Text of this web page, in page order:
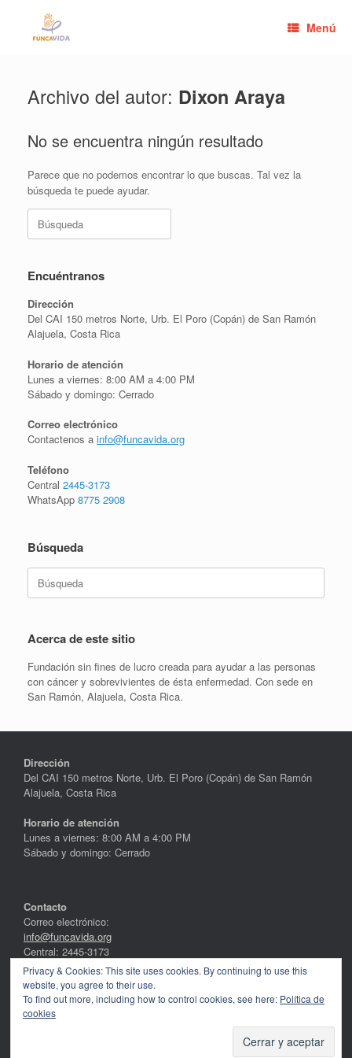
contenido
Menú
Archivo del autor: Dixon Araya
No se encuentra ningún resultado
Parece que no podemos encontrar lo que buscas. Tal vez la
búsqueda te puede ayudar.
Buscar:
Encuéntranos
Dirección
Del CAI 150 metros Norte, Urb. El Poro (Copán) de San Ramón
Alajuela, Costa Rica
Horario de atención
Lunes a viernes: 8:00 AM a 4:00 PM
Sábado y domingo: Cerrado
Correo electrónico
Contactenos a info@funcavida.org
Teléfono
Central 2445-3173
WhatsApp 8775 2908
Búsqueda
Buscar:
Acerca de este sitio
Fundación sin fines de lucro creada para ayudar a las personas
con cáncer y sobrevivientes de ésta enfermedad. Con sede en
San Ramón, Alajuela, Costa Rica.
Dirección
Del CAI 150 metros Norte, Urb. El Poro (Copán) de San Ramón
Alajuela, Costa Rica
Horario de atención
Lunes a viernes: 8:00 AM a 4:00 PM
Sábado y domingo: Cerrado
Contacto
Correo electrónico:
info@funcavida.org
Central: 2445-3173
Redes sociales
Privacy & Cookies: This site uses cookies. By continuing to use this
website, you agree to their use.
To find out more, including how to control cookies, see here: Política de
cookies